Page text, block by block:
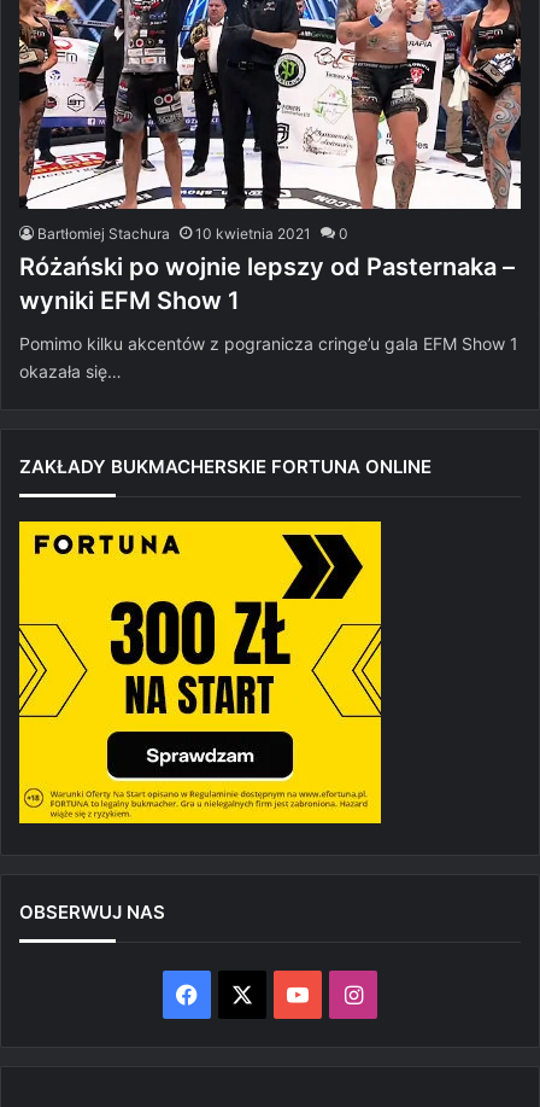
Bartłomiej Stachura 10 kwietnia 2021 0
Różański po wojnie lepszy od Pasternaka –
wyniki EFM Show 1
Pomimo kilku akcentów z pogranicza cringe’u gala EFM Show 1
okazała się…
ZAKŁADY BUKMACHERSKIE FORTUNA ONLINE
OBSERWUJ NAS
Facebook YouTubeInstagram